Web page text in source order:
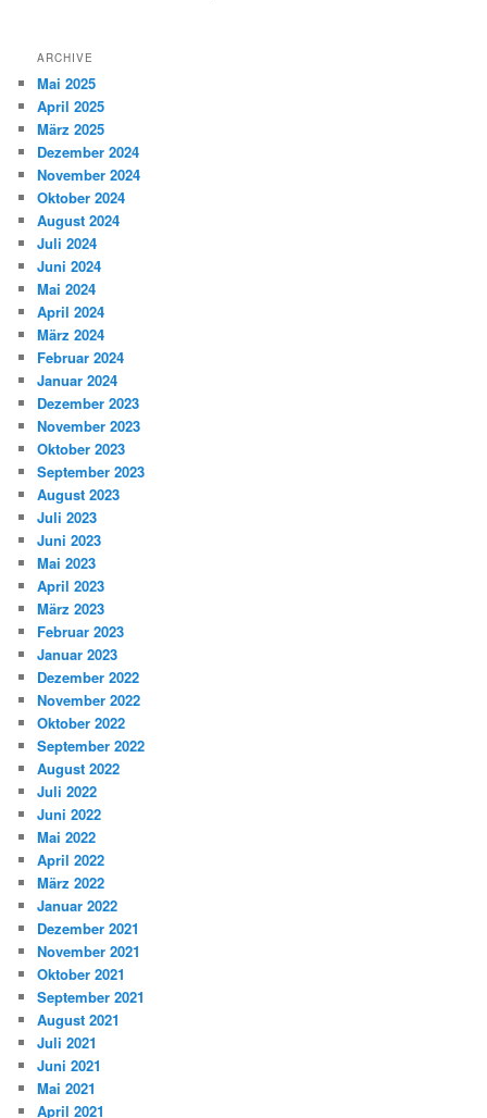
ARCHIVE
Mai 2025
April 2025
März 2025
Dezember 2024
November 2024
Oktober 2024
August 2024
Juli 2024
Juni 2024
Mai 2024
April 2024
März 2024
Februar 2024
Januar 2024
Dezember 2023
November 2023
Oktober 2023
September 2023
August 2023
Juli 2023
Juni 2023
Mai 2023
April 2023
März 2023
Februar 2023
Januar 2023
Dezember 2022
November 2022
Oktober 2022
September 2022
August 2022
Juli 2022
Juni 2022
Mai 2022
April 2022
März 2022
Januar 2022
Dezember 2021
November 2021
Oktober 2021
September 2021
August 2021
Juli 2021
Juni 2021
Mai 2021
April 2021